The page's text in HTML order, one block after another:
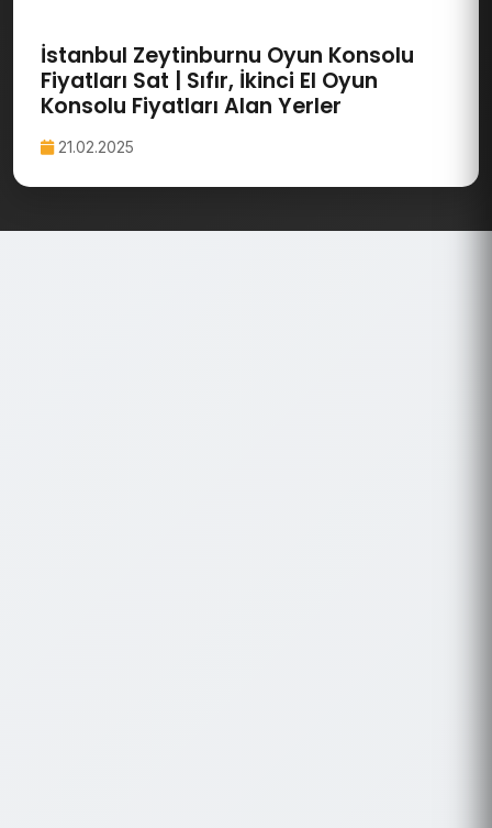
İstanbul Zeytinburnu Oyun Konsolu
Fiyatları Sat | Sıfır, İkinci El Oyun
Konsolu Fiyatları Alan Yerler
21.02.2025